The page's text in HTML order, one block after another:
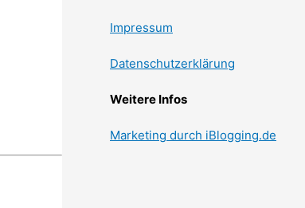
Impressum
Datenschutzerklärung
Weitere Infos
Marketing durch iBlogging.de